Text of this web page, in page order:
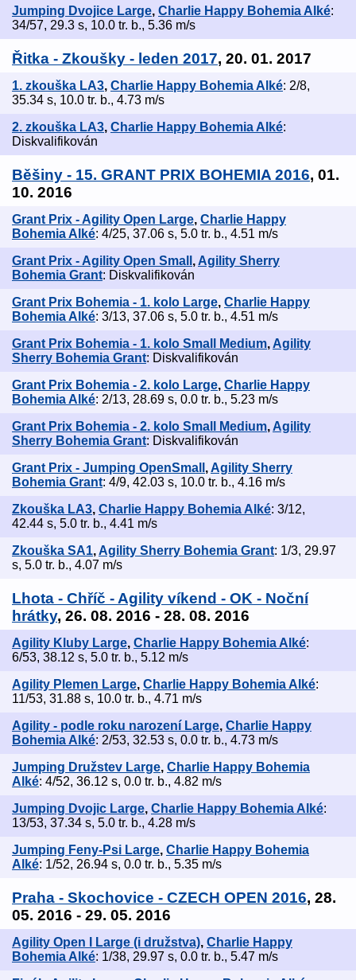
Jumping Dvojice Large, Charlie Happy Bohemia Alké:
34/57, 29.3 s, 10.0 tr. b., 5.36 m/s
Řitka - Zkoušky - leden 2017, 20. 01. 2017
1. zkouška LA3, Charlie Happy Bohemia Alké: 2/8,
35.34 s, 10.0 tr. b., 4.73 m/s
2. zkouška LA3, Charlie Happy Bohemia Alké:
Diskvalifikován
Běšiny - 15. GRANT PRIX BOHEMIA 2016, 01.
10. 2016
Grant Prix - Agility Open Large, Charlie Happy
Bohemia Alké: 4/25, 37.06 s, 5.0 tr. b., 4.51 m/s
Grant Prix - Agility Open Small , Agility Sherry
Bohemia Grant: Diskvalifikován
Grant Prix Bohemia - 1. kolo Large, Charlie Happy
Bohemia Alké: 3/13, 37.06 s, 5.0 tr. b., 4.51 m/s
Grant Prix Bohemia - 1. kolo Small Medium, Agility
Sherry Bohemia Grant: Diskvalifikován
Grant Prix Bohemia - 2. kolo Large, Charlie Happy
Bohemia Alké: 2/13, 28.69 s, 0.0 tr. b., 5.23 m/s
Grant Prix Bohemia - 2. kolo Small Medium, Agility
Sherry Bohemia Grant: Diskvalifikován
Grant Prix - Jumping OpenSmall ,Agility Sherry
Bohemia Grant: 4/9, 42.03 s, 10.0 tr. b., 4.16 m/s
Zkouška LA3, Charlie Happy Bohemia Alké: 3/12,
42.44 s, 5.0 tr. b., 4.41 m/s
Zkouška SA1,Agility Sherry Bohemia Grant: 1/3, 29.97
s, 5.0 tr. b., 4.07 m/s
Lhota - Chříč - Agility víkend - OK - Noční
hrátky, 26. 08. 2016 - 28. 08. 2016
Agility Kluby Large, Charlie Happy Bohemia Alké:
6/53, 38.12 s, 5.0 tr. b., 5.12 m/s
Agility Plemen Large, Charlie Happy Bohemia Alké:
11/53, 31.88 s, 10.0 tr. b., 4.71 m/s
Agility - podle roku narození Large, Charlie Happy
Bohemia Alké: 2/53, 32.53 s, 0.0 tr. b., 4.73 m/s
Jumping Družstev Large, Charlie Happy Bohemia
Alké: 4/52, 36.12 s, 0.0 tr. b., 4.82 m/s
Jumping Dvojic Large, Charlie Happy Bohemia Alké:
13/53, 37.34 s, 5.0 tr. b., 4.28 m/s
Jumping Feny-Psi Large, Charlie Happy Bohemia
Alké: 1/52, 26.94 s, 0.0 tr. b., 5.35 m/s
Praha - Skochovice - CZECH OPEN 2016, 28.
05. 2016 - 29. 05. 2016
Agility Open I Large (i družstva), Charlie Happy
Bohemia Alké: 1/38, 29.97 s, 0.0 tr. b., 5.47 m/s